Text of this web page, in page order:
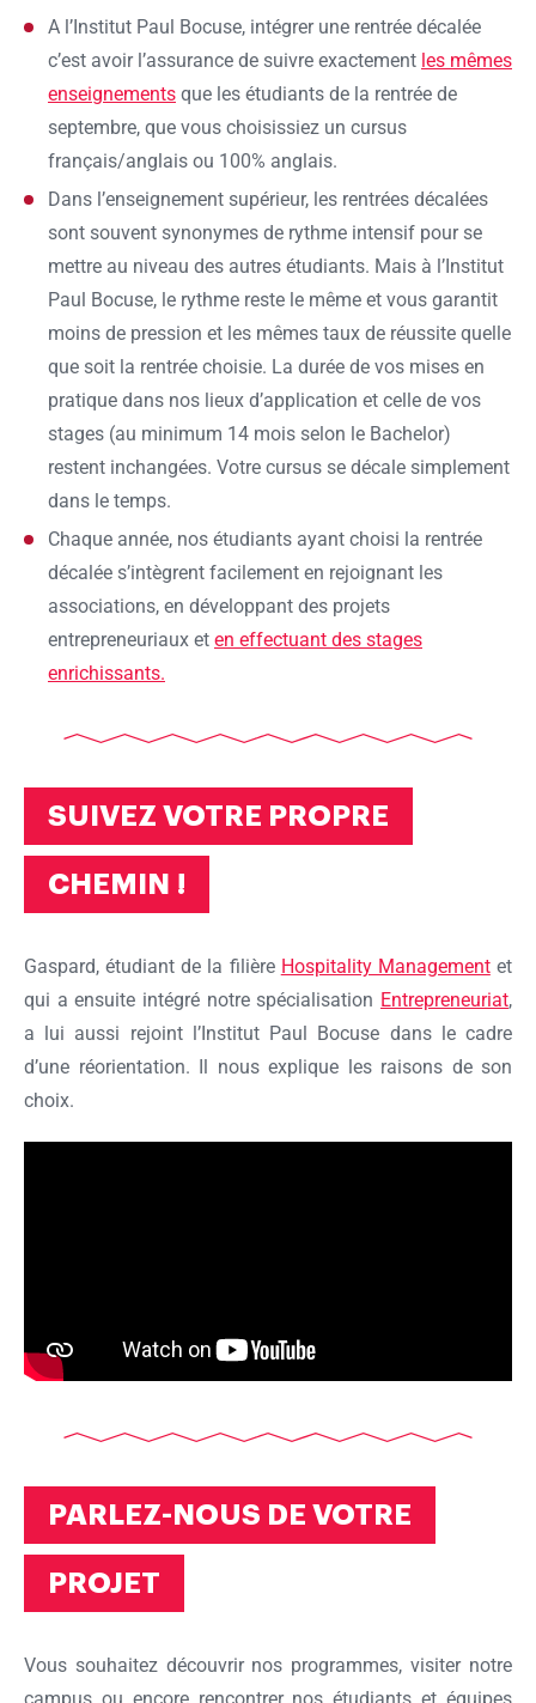
A l’Institut Paul Bocuse, intégrer une rentrée décalée
c’est avoir l’assurance de suivre exactement les mêmes
enseignements que les étudiants de la rentrée de
septembre, que vous choisissiez un cursus
français/anglais ou 100% anglais.
Dans l’enseignement supérieur, les rentrées décalées
sont souvent synonymes de rythme intensif pour se
mettre au niveau des autres étudiants. Mais à l’Institut
Paul Bocuse, le rythme reste le même et vous garantit
moins de pression et les mêmes taux de réussite quelle
que soit la rentrée choisie. La durée de vos mises en
pratique dans nos lieux d’application et celle de vos
stages (au minimum 14 mois selon le Bachelor)
restent inchangées. Votre cursus se décale simplement
dans le temps.
Chaque année, nos étudiants ayant choisi la rentrée
décalée s’intègrent facilement en rejoignant les
associations, en développant des projets
entrepreneuriaux et en effectuant des stages
enrichissants.
SUIVEZ VOTRE PROPRE
CHEMIN !
Gaspard, étudiant de la filière Hospitality Managementet
qui a ensuite intégré notre spécialisation Entrepreneuriat,
a lui aussi rejoint l’Institut Paul Bocuse dans le cadre
d’une réorientation. Il nous explique les raisons de son
choix.
PARLEZ-NOUS DE VOTRE
PROJET
Vous souhaitez découvrir nos programmes, visiter notre